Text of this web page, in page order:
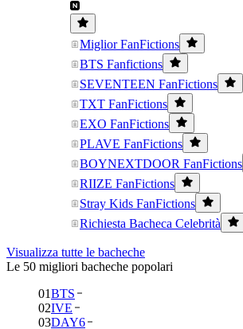
Miglior FanFictions
BTS Fanfictions
SEVENTEEN FanFictions
TXT FanFictions
EXO FanFictions
PLAVE FanFictions
BOYNEXTDOOR FanFictions
RIIZE FanFictions
Stray Kids FanFictions
Richiesta Bacheca Celebrità
Visualizza tutte le bacheche
Le 50 migliori bacheche popolari
01BTS
02IVE
03DAY6